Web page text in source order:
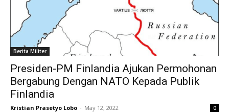
Berita Militer
Presiden-PM Finlandia Ajukan Permohonan
Bergabung Dengan NATO Kepada Publik
Finlandia
Kristian Prasetyo Lobo - May 12, 2022 0